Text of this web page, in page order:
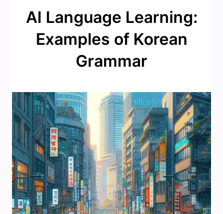
AI Language Learning:
Examples of Korean
Grammar